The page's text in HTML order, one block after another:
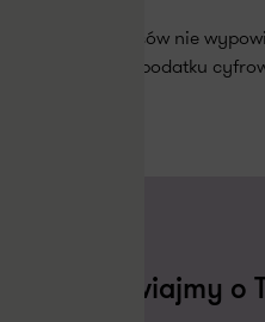
Minister Finansów nie
ewentualnego podatku
Porozmawiajmy